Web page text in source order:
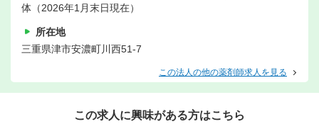
体（2026年1月末日現在）
所在地
三重県津市安濃町川西51-7
この法人の他の薬剤師求人を見る
この求人に興味がある方はこちら